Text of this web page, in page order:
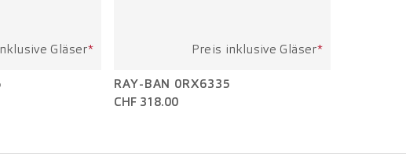
Gläser* Preis inklusive Gläser*
RAY-BAN 0RX6335
CHF 318.00